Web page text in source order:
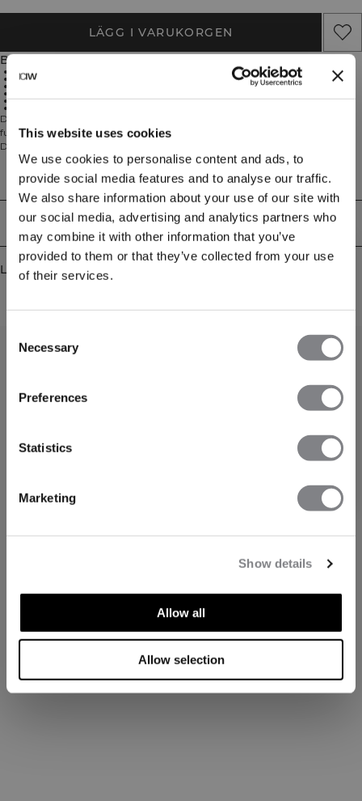
This website uses cookies
We use cookies to personalise content and ads, to
provide social media features and to analyse our traffic.
We also share information about your use of our site with
our social media, advertising and analytics partners who
may combine it with other information that you’ve
provided to them or that they’ve collected from your use
of their services.
Selection
Necessary
Preferences
Statistics
Marketing
Show details
Allow all
Allow selection
LÄGG I VARUKORGEN
Beskrivning
Four way stretch
Fukttransporterande material
Snygga kontrastdetaljer
Denna 2-i-1 Sport-bh är designad för optimal prestanda med
fukttransporterande material som håller dig torr under hela träningspasset.
Den har four-way stretch som ger dig full rörelsefrihet och uttagbara inlägg
för anpassningsbart stöd. Den praktiska dragkedjan fram adderar både
funktion och stil, medan kontrastdetaljerna och den korta längden ger en
modern look. Upprepande logga på dragkedjan. 77% Nylon, 23% Elastan.
Tekniska aspekter
Leverans & returer
Liknande produkter
När du prenumererar på vårt nyhetsbrev.